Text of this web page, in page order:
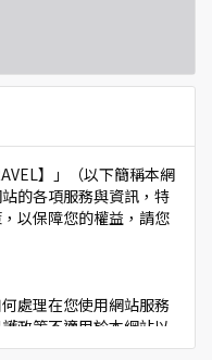
】」（以下簡稱本網
的各項服務與資訊，特
以保障您的權益，請您
處理在您使用網站服務
政策不適用於本網站以
站所委託或參與管理的